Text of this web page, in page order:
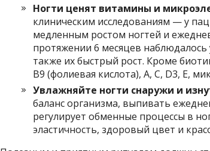
Ногти ценят витамины и
клиническим исследованиям — у
медленным ростом ногтей и
протяжении 6 месяцев
также их быстрый рост. Кроме
В9 (фолиевая кислота), А, С, D3, Е,
Увлажняйте ногти снаружи и
баланс организма, выпивать
регулирует обменные процессы в
эластичность, здоровый цвет и